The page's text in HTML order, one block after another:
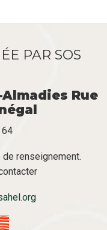
PAR SOS
Almadies Rue
renseignement.